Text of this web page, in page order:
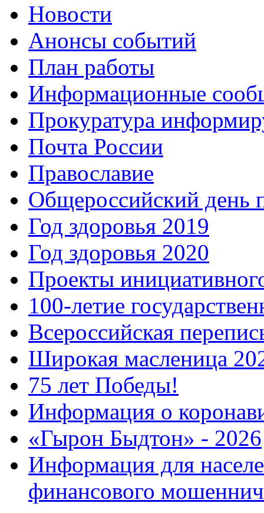
Новости
Анонсы событий
План работы
Информационные
Прокуратура
Почта России
Православие
Общероссийский день
Год здоровья 2019
Год здоровья 2020
Проекты
100-летие
Всероссийская
Широкая масленица
75 лет Победы!
Информация о
«Гырон Быдтон» - 2026
Информация для
финансового